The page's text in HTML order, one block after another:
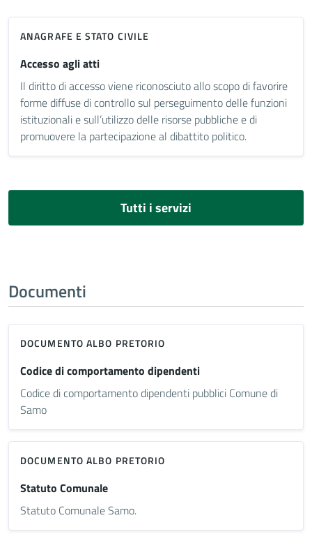
ANAGRAFE E STATO CIVILE
Accesso agli atti
Il diritto di accesso viene riconosciuto allo scopo di favorire
forme diffuse di controllo sul perseguimento delle funzioni
istituzionali e sull’utilizzo delle risorse pubbliche e di
promuovere la partecipazione al dibattito politico.
Tutti i servizi
Documenti
DOCUMENTO ALBO PRETORIO
Codice di comportamento dipendenti
Codice di comportamento dipendenti pubblici Comune di
Samo
DOCUMENTO ALBO PRETORIO
Statuto Comunale
Statuto Comunale Samo.